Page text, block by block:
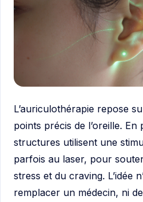
L’auriculothérapie repose
points précis de l’oreille. En
structures utilisent une
parfois au laser, pour
stress et du craving. L’idée
remplacer un médecin, ni